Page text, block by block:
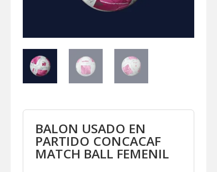
BALON USADO EN
PARTIDO CONCACAF
MATCH BALL FEMENIL